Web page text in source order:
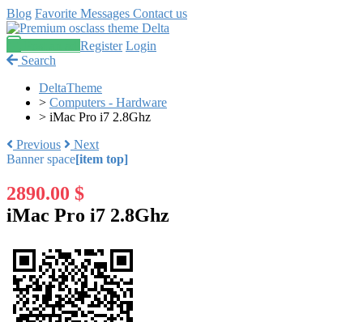
Blog Favorite Messages Contact us
Register Login
Search
DeltaTheme
> Computers - Hardware
> iMac Pro i7 2.8Ghz
Previous
Next
Banner space[item top]
2890.00 $
iMac Pro i7 2.8Ghz